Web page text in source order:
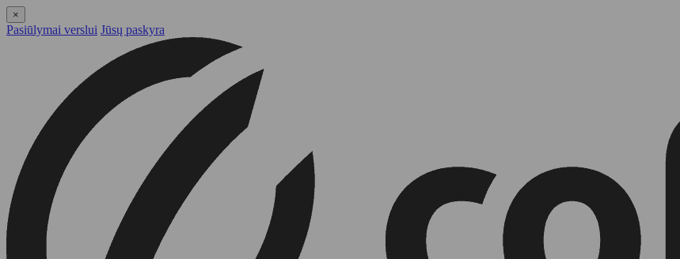
×
Pasiūlymai verslui Jūsų paskyra